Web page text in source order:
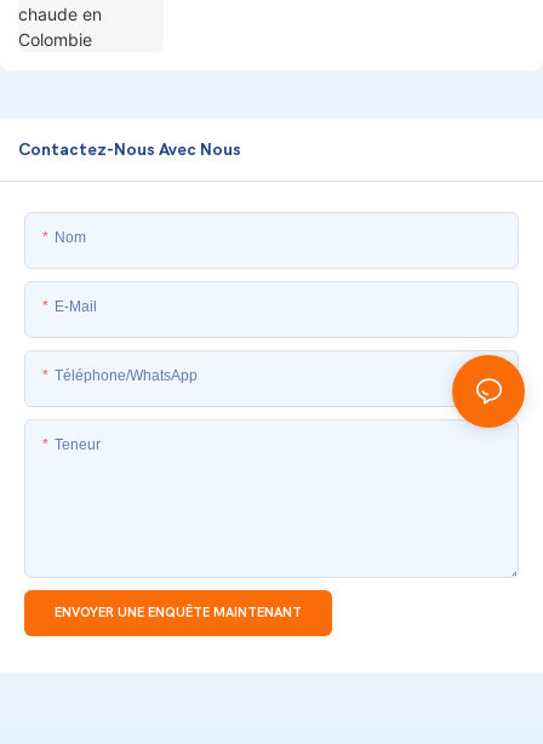
Contactez-Nous Avec Nous
Nom
E-Mail
Téléphone/WhatsApp
Teneur
ENVOYER UNE ENQUÊTE MAINTENANT